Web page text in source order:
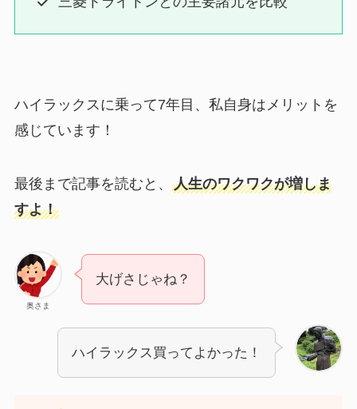
ハイラックスに乗って7年目、私自身はメリットを
感じています！
最後まで記事を読むと、 人生のワクワクが増しま
すよ！
奥さま
大げさじゃね？
ハイラックス買ってよかった！